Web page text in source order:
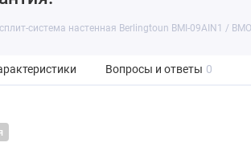
система настенная Berlingtoun BMI-09AIN1 /
Вопросы и ответы 0